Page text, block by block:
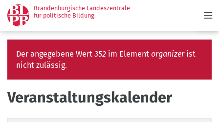
Direkt
zum
Inhalt
Brandenburgische Landeszentrale
für politische Bildung
Fehlermeldung
Der angegebene Wert352 im Elementorganizerist
nicht zulässig.
Veranstaltungskalender